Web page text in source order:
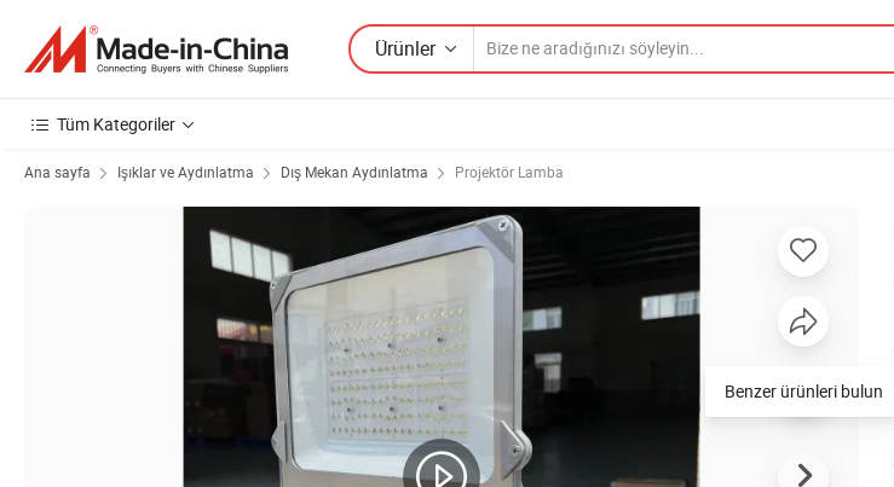
Ürünler
Tüm Kategoriler
Ana sayfa Işıklar ve Aydınlatma Dış Mekan Aydınlatma Projektör Lamba
Benzer ürünleri bulun